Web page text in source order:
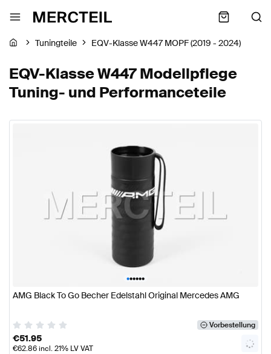
Tuningteile EQV-Klasse W447 MOPF (2019 - 2024)
EQV-Klasse W447 Modellpflege
Tuning- und Performanceteile
••••••
AMG Black To Go Becher Edelstahl Original Mercedes AMG
Vorbestellung
€51.95
€62.86incl. 21% LV VAT